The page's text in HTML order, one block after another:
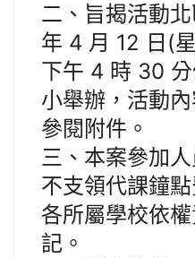
二、旨揭活動
年 4 月 12 日(
下午 4 時 30
小舉辦，活動
參閱附件。
三、本案參加
不支領代課鐘
各所屬學校依
記。